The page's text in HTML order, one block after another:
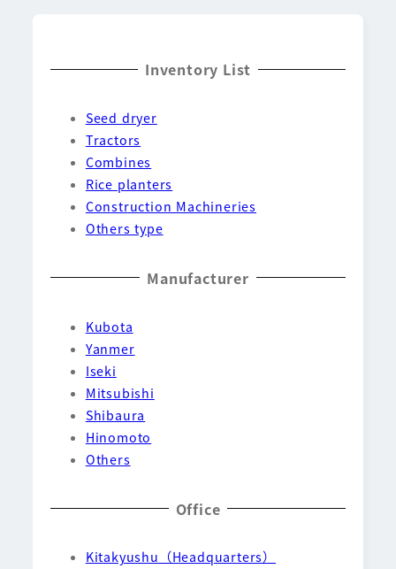
Inventory List
Seed dryer
Tractors
Combines
Rice planters
Construction Machineries
Others type
Manufacturer
Kubota
Yanmer
Iseki
Mitsubishi
Shibaura
Hinomoto
Others
Office
Kitakyushu（Headquarters）